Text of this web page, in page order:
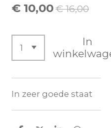
€ 10,00€ 16,00
In
In zeer goede staat